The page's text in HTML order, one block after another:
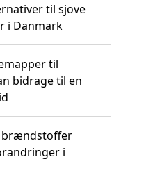
til sjove
i Danmark
til
bidrage til en
brændstoffer
i